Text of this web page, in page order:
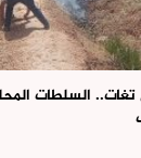
السلطات